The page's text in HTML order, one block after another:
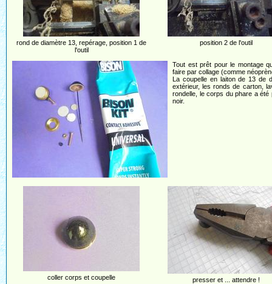
rond de diamètre 13, repérage, position 1 de
l'outil
position 2 de l'outil
Tout est prêt pour le montage
faire par collage (comme
La coupelle en laiton de 13 de
extérieur, les ronds de carton,
rondelle, le corps du phare a été
noir.
coller corps et coupelle presser et ... attendre !